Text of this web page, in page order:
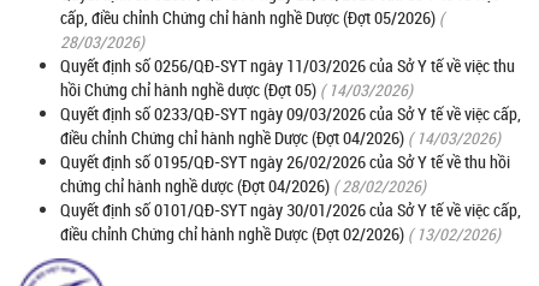
cấp, điều chỉnh Chứng chỉ hành nghề Dược (Đợt 05/2026) (
28/03/2026)
Quyết định số 0256/QĐ-SYT ngày 11/03/2026 của Sở Y tế về việc thu
hồi Chứng chỉ hành nghề dược (Đợt 05) ( 14/03/2026)
Quyết định số 0233/QĐ-SYT ngày 09/03/2026 của Sở Y tế về việc cấp,
điều chỉnh Chứng chỉ hành nghề Dược (Đợt 04/2026) ( 14/03/2026)
Quyết định số 0195/QĐ-SYT ngày 26/02/2026 của Sở Y tế về thu hồi
chứng chỉ hành nghề dược (Đợt 04/2026) ( 28/02/2026)
Quyết định số 0101/QĐ-SYT ngày 30/01/2026 của Sở Y tế về việc cấp,
điều chỉnh Chứng chỉ hành nghề Dược (Đợt 02/2026) ( 13/02/2026)